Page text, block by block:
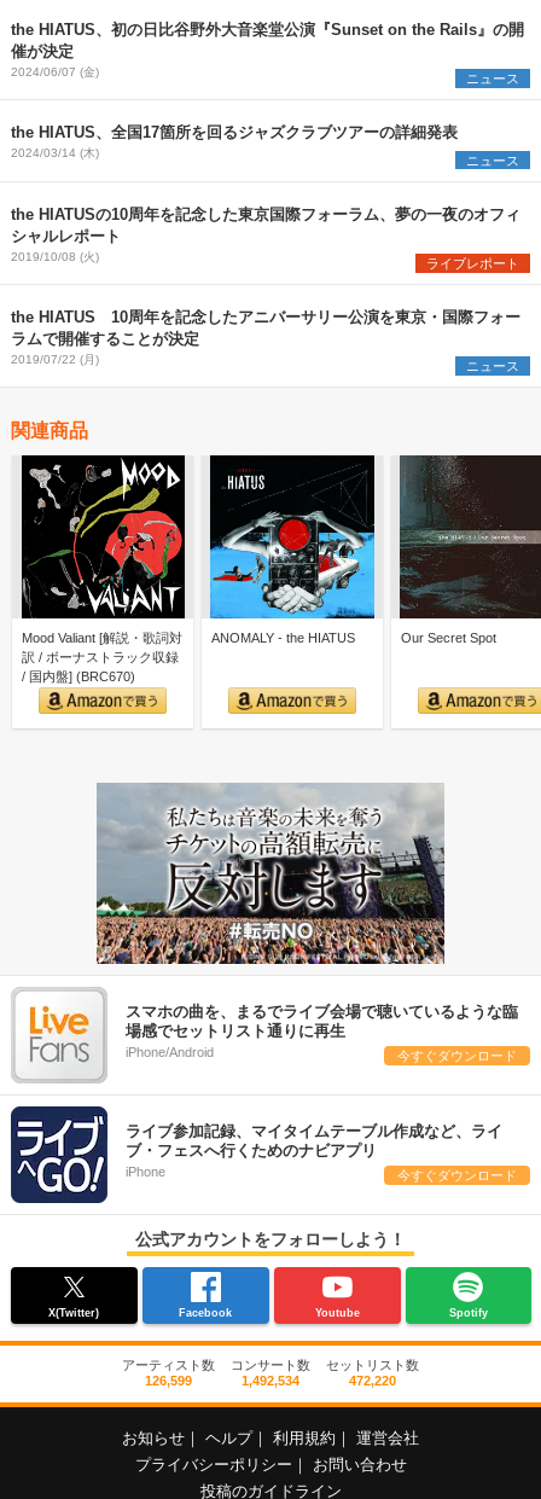
the HIATUS、初の日比谷野外大音楽堂公演『Sunset on the Rails』の開
催が決定
2024/06/07 (金) ニュース
the HIATUS、全国17箇所を回るジャズクラブツアーの詳細発表
2024/03/14 (木) ニュース
the HIATUSの10周年を記念した東京国際フォーラム、夢の一夜のオフィ
シャルレポート
2019/10/08 (火) ライブレポート
the HIATUS 10周年を記念したアニバーサリー公演を東京・国際フォー
ラムで開催することが決定
2019/07/22 (月) ニュース
関連商品
Mood Valiant [解説・歌詞対
訳 / ボーナストラック収録
/ 国内盤] (BRC670)
ANOMALY - the HIATUS Our Secret Spot
スマホの曲を、まるでライブ会場で聴いているような臨
場感でセットリスト通りに再生
iPhone/Android 今すぐダウンロード
ライブ参加記録、マイタイムテーブル作成など、ライ
ブ・フェスへ行くためのナビアプリ
iPhone 今すぐダウンロード
公式アカウントをフォローしよう！
X(Twitter) Facebook Youtube Spotify
アーティスト数
126,599
コンサート数
1,492,534
セットリスト数
472,220
お知らせ ヘルプ 利用規約
運営会社
プライバシーポリシー
お問い合わせ
投稿のガイドライン